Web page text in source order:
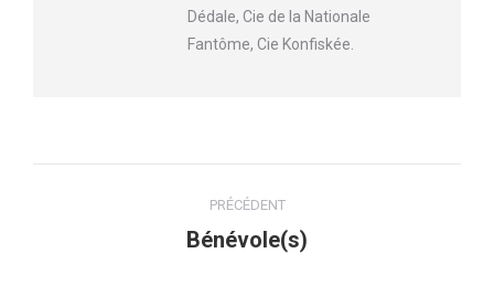
Dédale, Cie de la Nationale
Fantôme, Cie Konfiskée.
PRÉCÉDENT
Article
Bénévole(s)